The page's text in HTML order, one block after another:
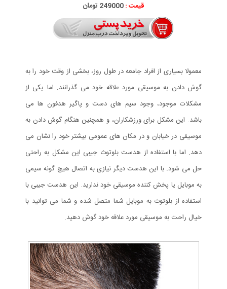
قیمت :249000 تومان
معمولا بسیاری از افراد جامعه در طول روز، بخشی از وقت خود را به
گوش دادن به موسیقی مورد علاقه خود می گذرانند. اما یکی از
مشکلات موجود، وجود سیم های دست و پاگیر هدفون ها می
باشد. این مشکل برای ورزشکاران، و همچنین هنگام گوش دادن به
موسیقی در خیابان و در مکان های عمومی بیشتر خود را نشان می
دهد. اما با استفاده از هدست بلوتوث جیبی این مشکل به راحتی
حل می شود. با این هدست دیگر نیازی به اتصال هیچ گونه سیمی
به موبایل یا پخش کننده موسیقی خود ندارید. این هدست جیبی با
استفاده از بلوتوث به موبایل شما متصل شده و شما می توانید با
خیال راحت به موسیقی مورد علاقه خود گوش دهید.